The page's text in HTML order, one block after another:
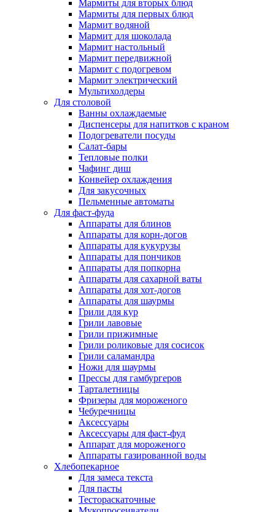
Мармиты для вторых блюд
Мармиты для первых блюд
Мармит водяной
Мармит для шоколада
Мармит настольный
Мармит передвижной
Мармит с подогревом
Мармит электрический
Мультихолдеры
Для столовой
Ванны охлаждаемые
Диспенсеры для напитков с краном
Подогреватели посуды
Салат-бары
Тепловые полки
Чафинг диш
Конвейер охлаждения
Для закусочных
Пельменные автоматы
Для фаст-фуда
Аппараты для блинов
Аппараты для корн-догов
Аппараты для кукурузы
Аппараты для пончиков
Аппараты для попкорна
Аппараты для сахарной ваты
Аппараты для хот-догов
Аппараты для шаурмы
Грили для кур
Грили лавовые
Грили прижимные
Грили роликовые для сосисок
Грили саламандра
Ножи для шаурмы
Прессы для гамбургеров
Тарталетницы
Фризеры для мороженого
Чебуречницы
Аксессуары
Аксессуары для фаст-фуд
Аппарат для мороженого
Аппараты газированной воды
Хлебопекарное
Для замеса текста
Для пасты
Тестораскаточные